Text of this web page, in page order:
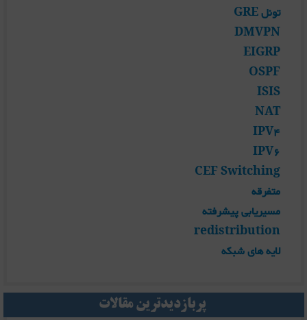
تونل GRE
DMVPN
EIGRP
OSPF
ISIS
NAT
IPV4
IPV6
CEF Switching
متفرقه
مسیریابی پیشرفته
redistribution
لایه های شبکه
پربازدیدترین مقالات